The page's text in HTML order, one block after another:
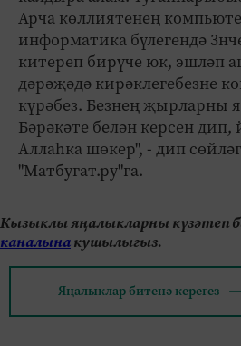
Арча көллиятенең
информатика бүлегендә
китереп бирүче юк, эшләп
дәрәҗәдә кирәклегебезне
күрәбез. Безнең җырларны
Бәрәкәте белән керсен
Аллаһка шөкер", - дип
"Матбугат.ру"га.
Кызыклы яңалыкларны күзәтеп
каналынакушылыгыз.
Яңалыклар битенә керегез